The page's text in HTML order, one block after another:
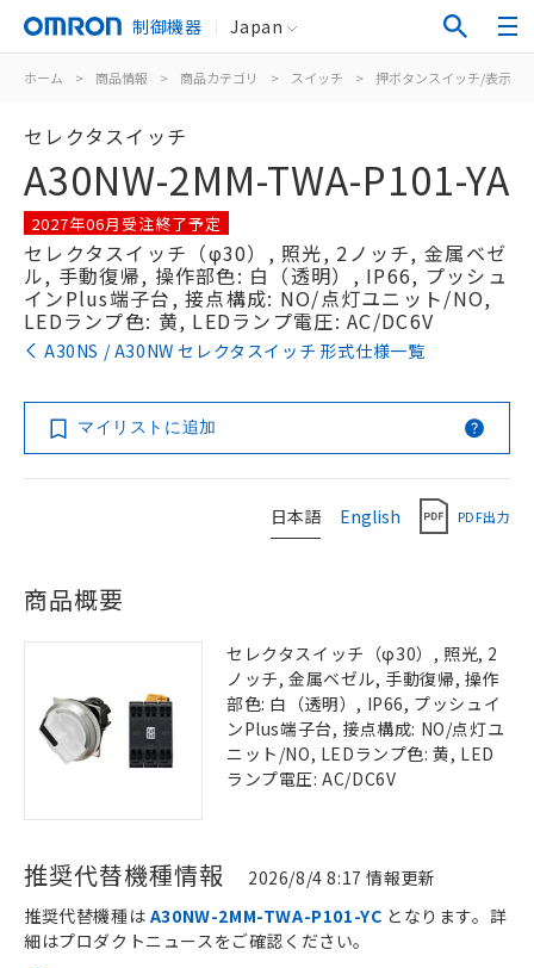
制御機器 Japan
ホーム > 商品情報 > 商品カテゴリ > スイッチ > 押ボタンスイッチ/表示灯
セレクタスイッチ
A30NW-2MM-TWA-P101-YA
2027年06月受注終了予定
セレクタスイッチ（φ30）, 照光, 2ノッチ, 金属ベゼ
ル, 手動復帰, 操作部色: 白（透明）, IP66, プッシュ
インPlus端子台, 接点構成: NO/点灯ユニット/NO,
LEDランプ色: 黄, LEDランプ電圧: AC/DC6V
A30NS / A30NW セレクタスイッチ 形式仕様一覧
マイリストに追加
日本語 English PDF出力
商品概要
セレクタスイッチ（φ30）, 照光, 2
ノッチ, 金属ベゼル, 手動復帰, 操作
部色: 白（透明）, IP66, プッシュイ
ンPlus端子台, 接点構成: NO/点灯ユ
ニット/NO, LEDランプ色: 黄, LED
ランプ電圧: AC/DC6V
推奨代替機種情報 2026/8/4 8:17 情報更新
推奨代替機種は A30NW-2MM-TWA-P101-YC となります。詳
細はプロダクトニュースをご確認ください。